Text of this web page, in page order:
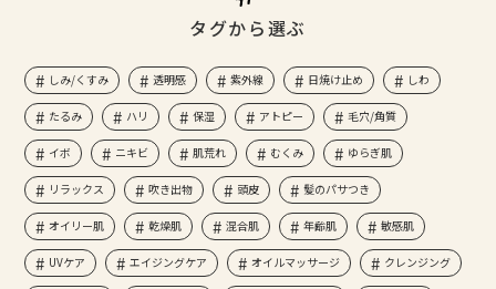
タグから選ぶ
しみ/くすみ 透明感 紫外線 日焼け止め しわ
たるみ ハリ 保湿 アトピー 毛穴/角質
イボ ニキビ 肌荒れ むくみ ゆらぎ肌
リラックス 吹き出物 頭皮 髪のパサつき
オイリー肌 乾燥肌 混合肌 年齢肌 敏感肌
UVケア エイジングケア オイルマッサージ クレンジング